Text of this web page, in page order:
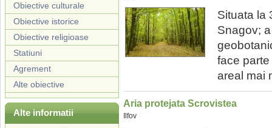
Obiective culturale
Obiective istorice
Obiective religioase
Statiuni
Agrement
Alte obiective
Alte informatii
Situata la
Snagov;
face
areal mai
Aria protejata Scrovistea
Ilfov